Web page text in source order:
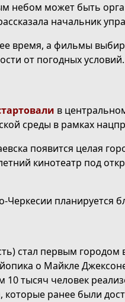
небом может быть
начальник
время, а фильмы
от погодных условий.
в
среды в рамках
появится целая
кинотеатр под
Черкесии
стал первым городом
о Майкле
10 тысяч человек
которые ранее были